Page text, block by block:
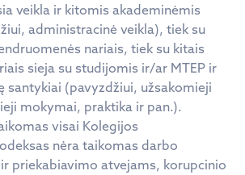
veikla ir kitomis akademinėmis
administracinė veikla), tiek su
nariais, tiek su kitais
sieja su studijomis ir/ar MTEP ir
santykiai (pavyzdžiui, užsakomieji
mokymai, praktika ir pan.).
visai Kolegijos
nėra taikomas darbo
priekabiavimo atvejams, korupcinio